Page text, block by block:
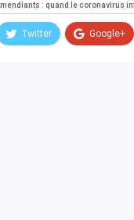
: quand le coronavirus
Twitter Google+